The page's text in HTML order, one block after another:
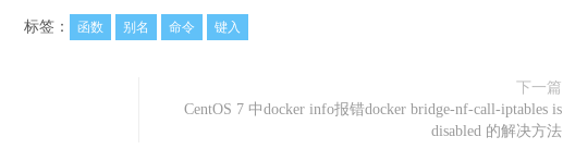
标签： 函数 别名 命令 键入
下一篇
CentOS 7 中docker info报错docker bridge-nf-call-iptables is
disabled 的解决方法